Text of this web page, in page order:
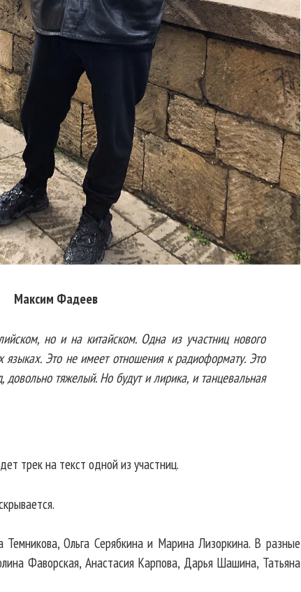
Максим Фадеев
но и на китайском. Одна из участниц нового
языках. Это не имеет отношения к радиоформату. Это
довольно тяжелый. Но будут и лирика, и танцевальная
трек на текст одной из участниц.
Темникова, Ольга Серябкина и Марина Лизоркина. В разные
Фаворская, Анастасия Карпова, Дарья Шашина, Татьяна